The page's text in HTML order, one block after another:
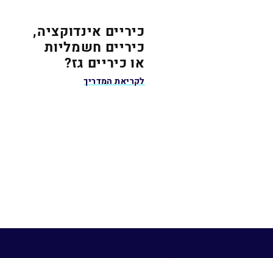
כיריים אינדוקציה,
כיריים חשמליות
או כיריים גז?
לקריאת המדריך